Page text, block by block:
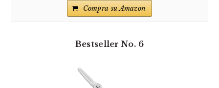
Compra su Amazon
6